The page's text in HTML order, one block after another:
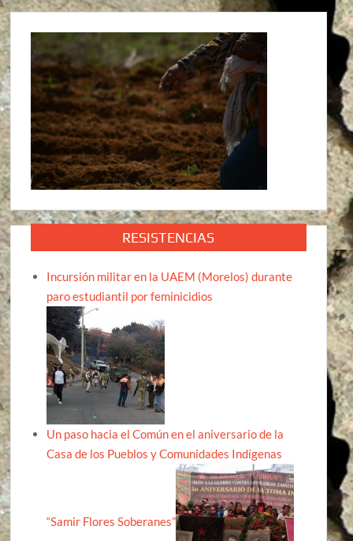
RESISTENCIAS
Incursión militar en la UAEM (Morelos) durante
paro estudiantil por feminicidios
Un paso hacia el Común en el aniversario de la
Casa de los Pueblos y Comunidades Indígenas
“Samir Flores Soberanes”